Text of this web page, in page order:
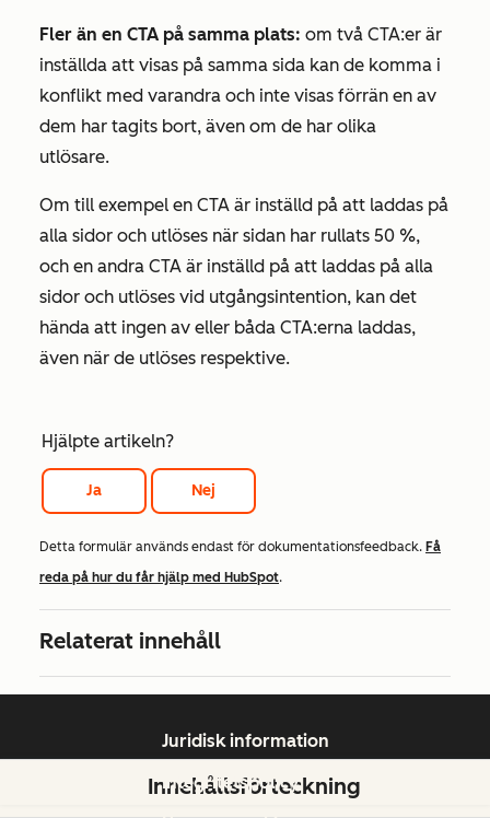
Fler än en CTA på samma plats: om två CTA:er är
inställda att visas på samma sida kan de komma i
konflikt med varandra och inte visas förrän en av
dem har tagits bort, även om de har olika
utlösare.
Om till exempel en CTA är inställd på att laddas på
alla sidor och utlöses när sidan har rullats 50 %,
och en andra CTA är inställd på att laddas på alla
sidor och utlöses vid utgångsintention, kan det
hända att ingen av eller båda CTA:erna laddas,
även när de utlöses respektive.
Hjälpte artikeln?
Ja Nej
Detta formulär används endast för dokumentationsfeedback. Få
reda på hur du får hjälp med HubSpot.
Relaterat innehåll
Innehållsförteckning
Juridisk information
Integritetspolicy